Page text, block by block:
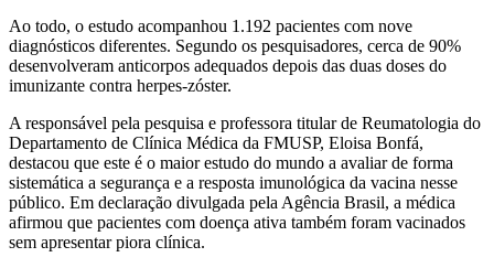
Ao todo, o estudo acompanhou 1.192 pacientes com nove
diagnósticos diferentes. Segundo os pesquisadores, cerca de 90%
desenvolveram anticorpos adequados depois das duas doses do
imunizante contra herpes-zóster.
A responsável pela pesquisa e professora titular de Reumatologia do
Departamento de Clínica Médica da FMUSP, Eloisa Bonfá,
destacou que este é o maior estudo do mundo a avaliar de forma
sistemática a segurança e a resposta imunológica da vacina nesse
público. Em declaração divulgada pela Agência Brasil, a médica
afirmou que pacientes com doença ativa também foram vacinados
sem apresentar piora clínica.